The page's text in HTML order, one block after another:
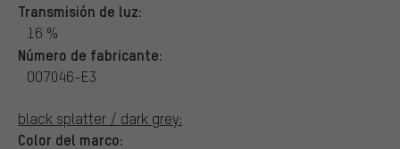
Transmisión de luz:
16 %
Número de fabricante:
OO7046-E3
black splatter / dark grey:
Color del marco: